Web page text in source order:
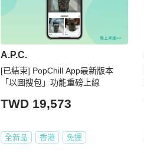
A.P.C.
[已結束] PopChill App最新版本
「以圖搜包」功能重磅上線
TWD 19,573
全新品 香港 免運